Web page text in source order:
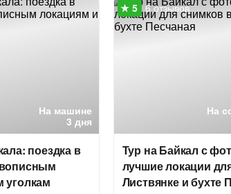
На машине
3 дня
поездка в
уголкам
На
6 отзывов
Тур на Байкал с
лучшие локации
Листвянке и бухте